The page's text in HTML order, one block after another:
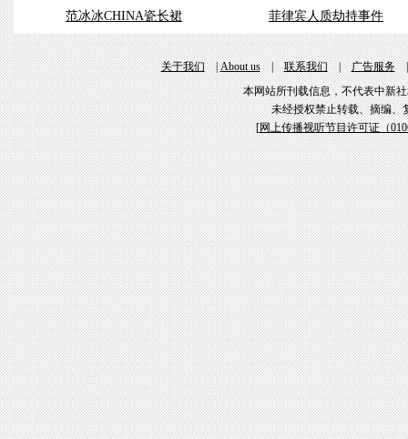
范冰冰CHINA瓷长裙 菲律宾人质劫持事件
关于我们|About us|联系我们|广告服务
本网站所刊载信息，不代表中新
未经授权禁止转载、摘编、
[网上传播视听节目许可证（